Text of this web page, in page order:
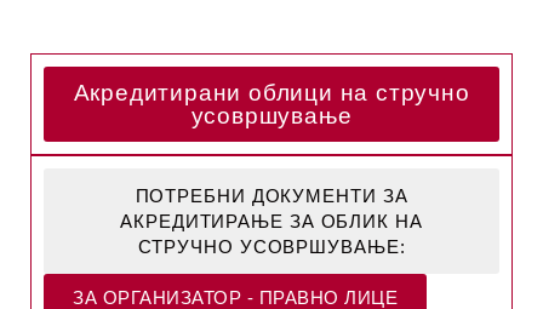
Акредитирани облици на стручно
усовршување
ПОТРЕБНИ ДОКУМЕНТИ ЗА
АКРЕДИТИРАЊЕ ЗА ОБЛИК НА
СТРУЧНО УСОВРШУВАЊЕ:
ЗА ОРГАНИЗАТОР - ПРАВНО ЛИЦЕ